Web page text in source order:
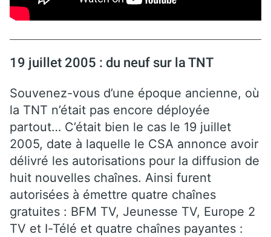
19 juillet 2005 : du neuf sur la TNT
Souvenez-vous d’une époque ancienne, où
la TNT n’était pas encore déployée
partout… C’était bien le cas le 19 juillet
2005, date à laquelle le CSA annonce avoir
délivré les autorisations pour la diffusion de
huit nouvelles chaînes. Ainsi furent
autorisées à émettre quatre chaînes
gratuites : BFM TV, Jeunesse TV, Europe 2
TV et I-Télé et quatre chaînes payantes :